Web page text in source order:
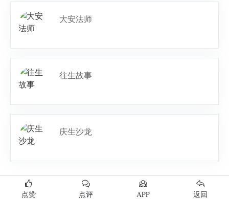
大安法师
往生故事
庆生沙龙
点赞 点评 APP 返回